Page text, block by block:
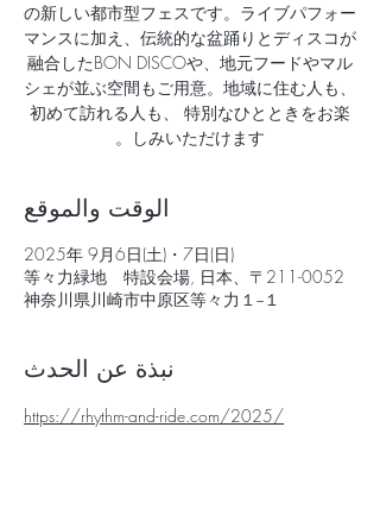
の新しい都市型フェスです。ライブパフォー
マンスに加え、伝統的な盆踊りとディスコが
融合したBON DISCOや、地元フードやマル
シェが並ぶ空間もご用意。地域に住む人も、
初めて訪れる人も、 特別なひとときをお楽
しみいただけます。
الوقت والموقع
2025年 9月6日(土)・7日(日)
等々力緑地 特設会場, 日本、〒211-0052
神奈川県川崎市中原区等々力１−１
نبذة عن الحدث
https://rhythm-and-ride.com/2025/